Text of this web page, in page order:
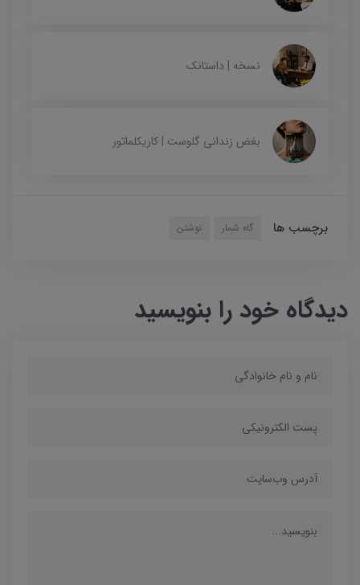
نسخه | داستانک
بغض زندانی گلوست | کاریکلماتور
برچسب ها گاه شمار نوشتن
دیدگاه خود را بنویسید